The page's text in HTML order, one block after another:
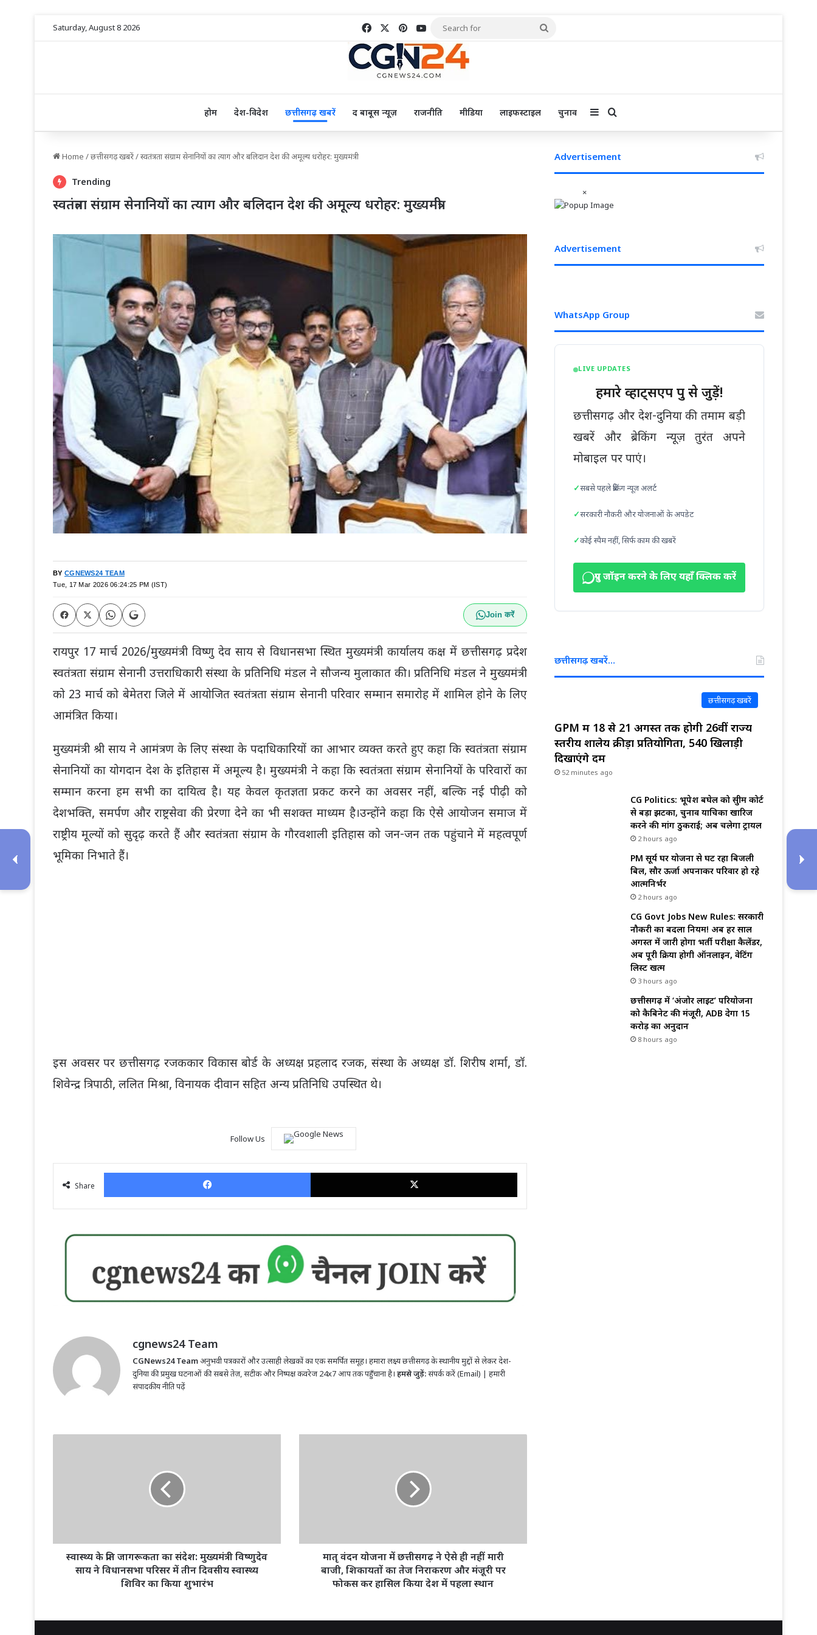
Saturday, August 8 2026 FacebookPinterest
YouTube
Search
होम देश-विदेश छत्तीसगढ़ खबरें द बाबूस न्यूज़ राजनीति मीडिया लाइफस्टाइल चुनाव Sidebar
Home /छत्तीसगढ़ खबरें/स्वतंत्रता संग्राम सेनानियों का त्याग और बलिदान देश की अमूल्य धरोहर: मुख्यमंत्री
Trending
स्वतंत्रता संग्राम सेनानियों का त्याग और बलिदान देश की अमूल्य धरोहर: मुख्यमंत्री
BY CGNEWS24 TEAM
Tue, 17 Mar 2026 06:24:25 PM (IST)
Join करें
रायपुर 17 मार्च 2026/मुख्यमंत्री विष्णु देव साय से विधानसभा स्थित मुख्यमंत्री कार्यालय कक्ष में छत्तीसगढ़ प्रदेश
स्वतंत्रता संग्राम सेनानी उत्तराधिकारी संस्था के प्रतिनिधि मंडल ने सौजन्य मुलाकात की। प्रतिनिधि मंडल ने मुख्यमंत्री
को 23 मार्च को बेमेतरा जिले में आयोजित स्वतंत्रता संग्राम सेनानी परिवार सम्मान समारोह में शामिल होने के लिए
आमंत्रित किया।
मुख्यमंत्री श्री साय ने आमंत्रण के लिए संस्था के पदाधिकारियों का आभार व्यक्त करते हुए कहा कि स्वतंत्रता संग्राम
सेनानियों का योगदान देश के इतिहास में अमूल्य है। मुख्यमंत्री ने कहा कि स्वतंत्रता संग्राम सेनानियों के परिवारों का
सम्मान करना हम सभी का दायित्व है। यह केवल कृतज्ञता प्रकट करने का अवसर नहीं, बल्कि नई पीढ़ी को
देशभक्ति, समर्पण और राष्ट्रसेवा की प्रेरणा देने का भी सशक्त माध्यम है।उन्होंने कहा कि ऐसे आयोजन समाज में
राष्ट्रीय मूल्यों को सुदृढ़ करते हैं और स्वतंत्रता संग्राम के गौरवशाली इतिहास को जन-जन तक पहुंचाने में महत्वपूर्ण
भूमिका निभाते हैं।
इस अवसर पर छत्तीसगढ़ रजककार विकास बोर्ड के अध्यक्ष प्रहलाद रजक, संस्था के अध्यक्ष डॉ. शिरीष शर्मा, डॉ.
शिवेन्द्र त्रिपाठी, ललित मिश्रा, विनायक दीवान सहित अन्य प्रतिनिधि उपस्थित थे।
Follow Us
Share
Facebook X
cgnews24 Team
CGNews24 Teamअनुभवी पत्रकारों और उत्साही लेखकों का एक समर्पित समूह। हमारा लक्ष्य छत्तीसगढ़ के स्थानीय मुद्दों से लेकर देश-
दुनिया की प्रमुख घटनाओं की सबसे तेज़, सटीक और निष्पक्ष कवरेज 24x7 आप तक पहुँचाना है। हमसे जुड़ें:संपर्क करें (Email) | हमारी
संपादकीय नीति पढ़ें
साय
विधानसभा
दिवसीय
स्वास्थ्य के प्रति जागरूकता का संदेश: मुख्यमंत्री विष्णुदेव
साय ने विधानसभा परिसर में तीन दिवसीय स्वास्थ्य
शिविर का किया शुभारंभ
नहीं
निराकरण
मातृ वंदन योजना में छत्तीसगढ़ ने ऐसे ही नहीं मारी
बाजी, शिकायतों का तेज निराकरण और मंजूरी पर
फोकस कर हासिल किया देश में पहला स्थान
Advertisement
×
Advertisement
WhatsApp Group
LIVE UPDATES
हमारे व्हाट्सएप ग्रुप से जुड़ें!
छत्तीसगढ़ और देश-दुनिया की तमाम बड़ी
खबरें और ब्रेकिंग न्यूज़ तुरंत अपने
मोबाइल पर पाएं।
सबसे पहले ब्रेकिंग न्यूज़ अलर्ट
सरकारी नौकरी और योजनाओं के अपडेट
कोई स्पैम नहीं, सिर्फ काम की खबरें
ग्रुप जॉइन करने के लिए यहाँ क्लिक करें
छत्तीसगढ़ खबरें…
छत्तीसगढ़ खबरें
GPM में 18 से 21 अगस्त तक होगी 26वीं राज्य
स्तरीय शालेय क्रीड़ा प्रतियोगिता, 540 खिलाड़ी
दिखाएंगे दम
52 minutes ago
CG Politics: भूपेश बघेल को सुप्रीम कोर्ट
से बड़ा झटका, चुनाव याचिका खारिज
करने की मांग ठुकराई; अब चलेगा ट्रायल
2 hours ago
PM सूर्य घर योजना से घट रहा बिजली
बिल, सौर ऊर्जा अपनाकर परिवार हो रहे
आत्मनिर्भर
2 hours ago
CG Govt Jobs New Rules: सरकारी
नौकरी का बदला नियम! अब हर साल
अगस्त में जारी होगा भर्ती परीक्षा कैलेंडर,
अब पूरी प्रक्रिया होगी ऑनलाइन, वेटिंग
लिस्ट खत्म
3 hours ago
छत्तीसगढ़ में ‘अंजोर लाइट’ परियोजना
को कैबिनेट की मंजूरी, ADB देगा 15
करोड़ का अनुदान
8 hours ago